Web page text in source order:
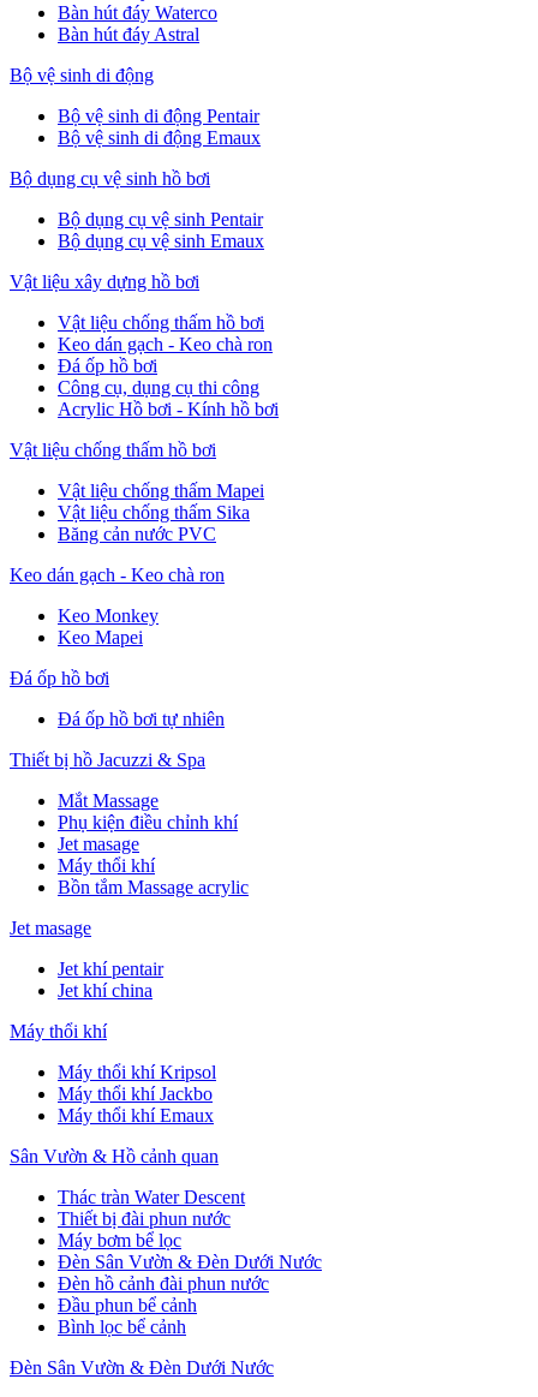
Bàn hút đáy Waterco
Bàn hút đáy Astral
Bộ vệ sinh di động
Bộ vệ sinh di động Pentair
Bộ vệ sinh di động Emaux
Bộ dụng cụ vệ sinh hồ bơi
Bộ dụng cụ vệ sinh Pentair
Bộ dụng cụ vệ sinh Emaux
Vật liệu xây dựng hồ bơi
Vật liệu chống thấm hồ bơi
Keo dán gạch - Keo chà ron
Đá ốp hồ bơi
Công cụ, dụng cụ thi công
Acrylic Hồ bơi - Kính hồ bơi
Vật liệu chống thấm hồ bơi
Vật liệu chống thấm Mapei
Vật liệu chống thấm Sika
Băng cản nước PVC
Keo dán gạch - Keo chà ron
Keo Monkey
Keo Mapei
Đá ốp hồ bơi
Đá ốp hồ bơi tự nhiên
Thiết bị hồ Jacuzzi & Spa
Mắt Massage
Phụ kiện điều chỉnh khí
Jet masage
Máy thổi khí
Bồn tắm Massage acrylic
Jet masage
Jet khí pentair
Jet khí china
Máy thổi khí
Máy thổi khí Kripsol
Máy thổi khí Jackbo
Máy thổi khí Emaux
Sân Vườn & Hồ cảnh quan
Thác tràn Water Descent
Thiết bị đài phun nước
Máy bơm bể lọc
Đèn Sân Vườn & Đèn Dưới Nước
Đèn hồ cảnh đài phun nước
Đầu phun bể cảnh
Bình lọc bể cảnh
Đèn Sân Vườn & Đèn Dưới Nước